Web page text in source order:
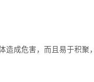
成危害，而且易于积聚